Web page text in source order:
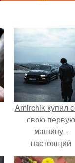
Amirchik купил
свою первую
машину -
настоящий
автомобиль